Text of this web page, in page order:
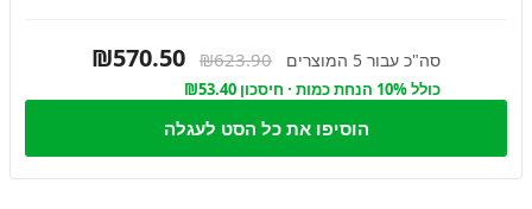
סה"כ עבור 5 המוצרים ₪623.90
₪570.50
כולל 10% הנחת כמות · חיסכון ₪53.40
הוסיפו את כל הסט לעגלה